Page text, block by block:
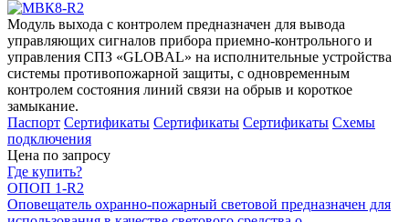
Модуль выхода с контролем предназначен для вывода
управляющих сигналов прибора приемно-контрольного и
управления СПЗ «GLOBAL» на исполнительные устройства
системы противопожарной защиты, с одновременным
контролем состояния линий связи на обрыв и короткое
замыкание.
Паспорт Сертификаты Сертификаты Сертификаты Схемы
подключения
Цена по запросу
Где купить?
ОПОП 1-R2
Оповещатель охранно-пожарный световой предназначен для